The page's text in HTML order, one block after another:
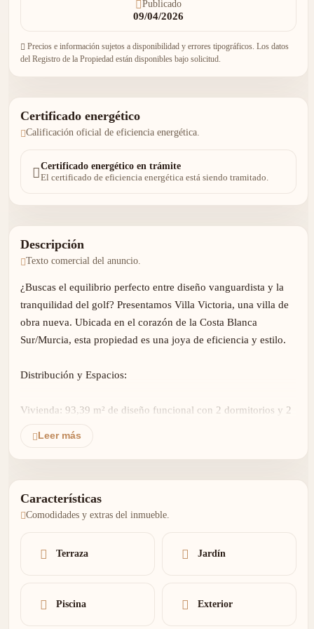
Publicado
09/04/2026
Precios e información sujetos a disponibilidad y errores tipográficos. Los datos
del Registro de la Propiedad están disponibles bajo solicitud.
Certificado energético
Calificación oficial de eficiencia energética.
Certificado energético en trámite
El certificado de eficiencia energética está siendo tramitado.
Descripción
Texto comercial del anuncio.
¿Buscas el equilibrio perfecto entre diseño vanguardista y la
tranquilidad del golf? Presentamos Villa Victoria, una villa de
obra nueva. Ubicada en el corazón de la Costa Blanca
Sur/Murcia, esta propiedad es una joya de eficiencia y estilo.
Distribución y Espacios:
Vivienda: 93,39 m² de diseño funcional con 2 dormitorios y 2
258,85 m² y un espectacular Solárium de 53,42 m².
Extras incluidos: Piscina privada de 6,00x2,40m incluida en el
Cimentación y estructura según los más altos estándares del
Leer más
Características
Comodidades y extras del inmueble.
Terraza Jardín
Piscina Exterior